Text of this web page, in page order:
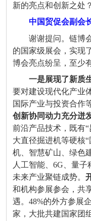
新的亮点和创新之处？
中国贸促会副会
谢谢提问。链博
的国家级展会，实现
博会亮点纷呈，至少
一是展现了新质
要对建设现代化产业
国际产业与投资合作
创新协同动力充分迸
前沿产品技术，既有“
大直径掘进机等硬核“
机、智慧矿山、绿色
人工智能、 6G 、量
未来产业聚链成势。
和机构参展参会，共
遇。 48%的外方参展
家，大批共建国家团